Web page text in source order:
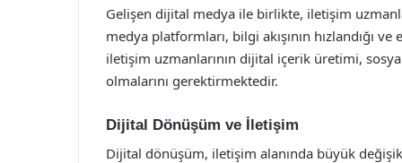
Gelişen dijital medya ile birlikte, iletişim
medya platformları, bilgi akışının hızlandığı
iletişim uzmanlarının dijital içerik üretimi,
olmalarını gerektirmektedir.
Dijital Dönüşüm ve İletişim
Dijital dönüşüm, iletişim alanında büyük